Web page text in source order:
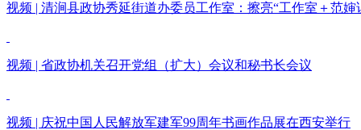
视频 | 清涧县政协秀延街道办委员工作室：擦亮“工作室＋范婶
视频 | 省政协机关召开党组（扩大）会议和秘书长会议
视频 | 庆祝中国人民解放军建军99周年书画作品展在西安举行